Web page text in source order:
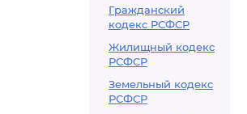
Гражданский
кодекс РСФСР
Жилищный кодекс
РСФСР
Земельный кодекс
РСФСР